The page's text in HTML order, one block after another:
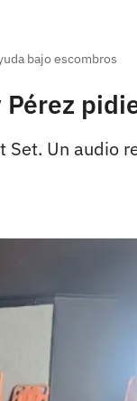
bajo escombros
Un audio